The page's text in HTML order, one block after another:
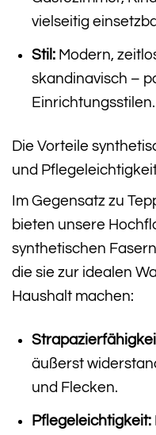
vielseitig
Stil:Modern,
skandinavisch –
Einrichtungsstilen.
Die Vorteile
und
Im Gegensatz zu
bieten unsere
synthetischen
die sie zur idealen
Haushalt machen:
äußerst
und Flecken.
Pflegeleichtigkeit: